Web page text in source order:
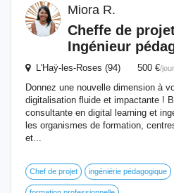
Miora R.
Cheffe de
Ingénieur
L'Haÿ-les-Roses (94) 500 €/jour
Donnez une nouvelle dimension à
digitalisation fluide et impactante !
consultante en digital learning et
les organismes de formation,
et...
Chef de projet ingéniérie pédagogique